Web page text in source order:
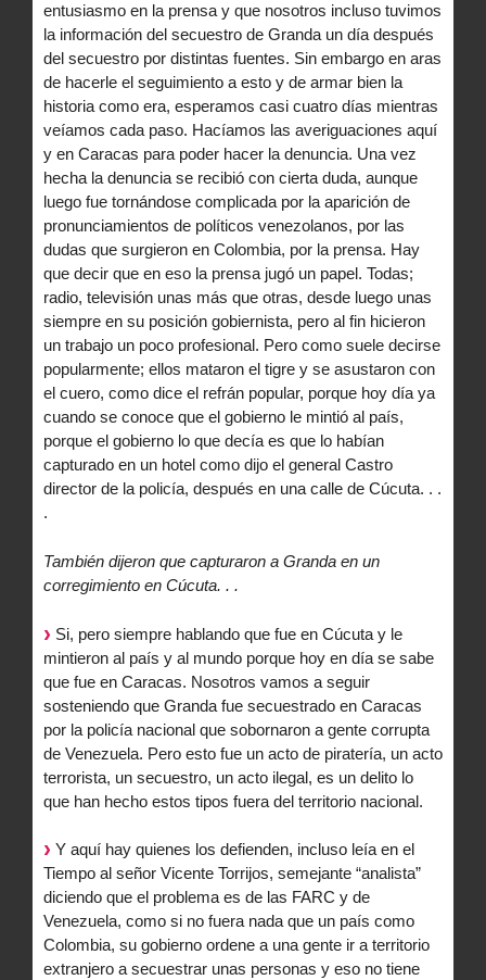
entusiasmo en la prensa y que nosotros incluso tuvimos
la información del secuestro de Granda un día después
del secuestro por distintas fuentes. Sin embargo en aras
de hacerle el seguimiento a esto y de armar bien la
historia como era, esperamos casi cuatro días mientras
veíamos cada paso. Hacíamos las averiguaciones aquí
y en Caracas para poder hacer la denuncia. Una vez
hecha la denuncia se recibió con cierta duda, aunque
luego fue tornándose complicada por la aparición de
pronunciamientos de políticos venezolanos, por las
dudas que surgieron en Colombia, por la prensa. Hay
que decir que en eso la prensa jugó un papel. Todas;
radio, televisión unas más que otras, desde luego unas
siempre en su posición gobiernista, pero al fin hicieron
un trabajo un poco profesional. Pero como suele decirse
popularmente; ellos mataron el tigre y se asustaron con
el cuero, como dice el refrán popular, porque hoy día ya
cuando se conoce que el gobierno le mintió al país,
porque el gobierno lo que decía es que lo habían
capturado en un hotel como dijo el general Castro
director de la policía, después en una calle de Cúcuta. . .
.
También dijeron que capturaron a Granda en un
corregimiento en Cúcuta. . .
Si, pero siempre hablando que fue en Cúcuta y le
mintieron al país y al mundo porque hoy en día se sabe
que fue en Caracas. Nosotros vamos a seguir
sosteniendo que Granda fue secuestrado en Caracas
por la policía nacional que sobornaron a gente corrupta
de Venezuela. Pero esto fue un acto de piratería, un acto
terrorista, un secuestro, un acto ilegal, es un delito lo
que han hecho estos tipos fuera del territorio nacional.
Y aquí hay quienes los defienden, incluso leía en el
Tiempo al señor Vicente Torrijos, semejante “analista”
diciendo que el problema es de las FARC y de
Venezuela, como si no fuera nada que un país como
Colombia, su gobierno ordene a una gente ir a territorio
extranjero a secuestrar unas personas y eso no tiene